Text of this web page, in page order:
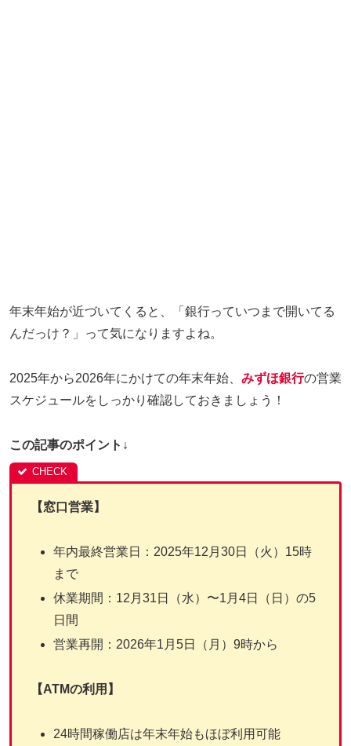
年末年始が近づいてくると、「銀行っていつまで開いてる
んだっけ？」って気になりますよね。
2025年から2026年にかけての年末年始、 みずほ銀行の営業
スケジュールをしっかり確認しておきましょう！
この記事のポイント↓
【窓口営業】
年内最終営業日：2025年12月30日（火）15時
まで
休業期間：12月31日（水）〜1月4日（日）の5
日間
営業再開：2026年1月5日（月）9時から
【ATMの利用】
24時間稼働店は年末年始もほぼ利用可能